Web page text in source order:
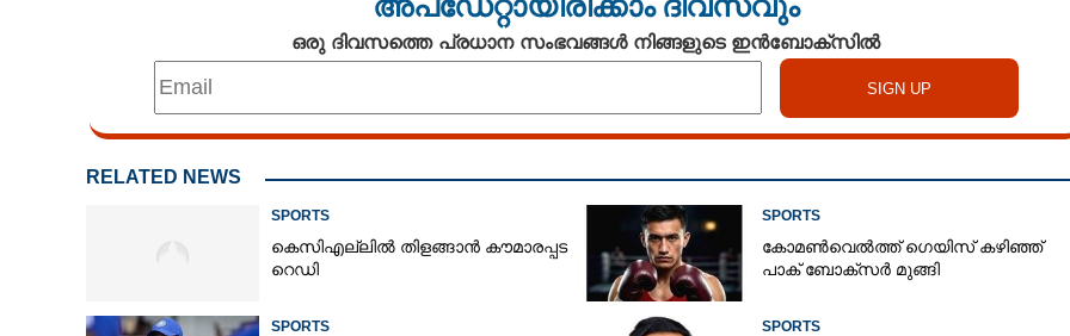
അപ്ഡേറ്റായിരിക്കാം ദിവസവും
ഒരു ദിവസത്തെ പ്രധാന സംഭവങ്ങൾ നിങ്ങളുടെ ഇൻബോക്സിൽ
RELATED NEWS
SPORTS
കെസിഎല്ലിൽ തിളങ്ങാൻ കൗമാരപ്പട
റെഡി
SPORTS
കോമൺവെൽത്ത് ഗെയിസ് കഴിഞ്ഞ്
പാക് ബോക്സർ മുങ്ങി
SPORTS SPORTS